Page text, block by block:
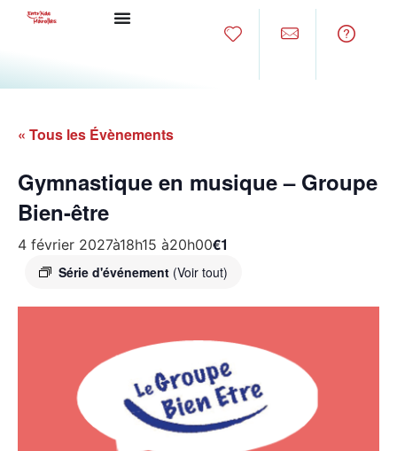
« Tous les Évènements
Gymnastique en musique – Groupe
Bien-être
4 février 2027à18h15 à20h00
Série d'événement (Voir tout)
€1